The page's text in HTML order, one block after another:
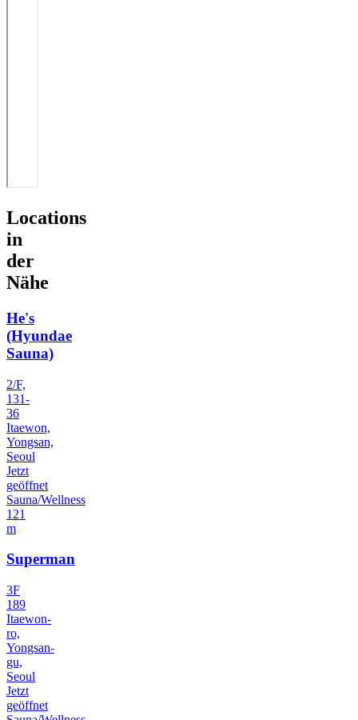
Locations
in
der
Nähe
He's
(Hyundae
Sauna)
2/F,
131-
36
Itaewon,
Yongsan,
Seoul
Jetzt
geöffnet
Sauna/Wellness
121
m
Superman
3F
189
Itaewon-
ro,
Yongsan-
gu,
Seoul
Jetzt
geöffnet